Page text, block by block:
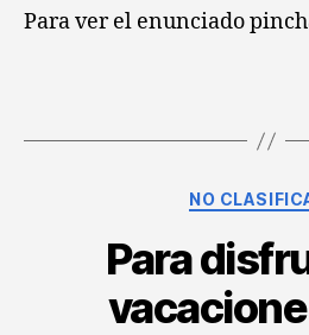
entrada
Para ver el enunciado
NO
Para